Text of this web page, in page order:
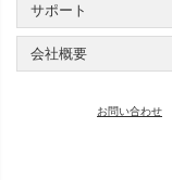
サポート
会社概要
お問い合わせ